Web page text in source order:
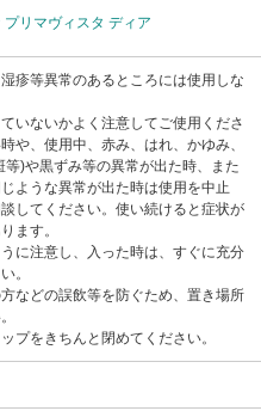
プリマヴィスタ ディア
疹等異常のあるところには使用しな
いないかよく注意してご使用くださ
や、使用中、赤み、はれ、かゆみ、
等)や黒ずみ等の異常が出た時、また
ような異常が出た時は使用を中止
してください。使い続けると症状が
ます。
うに注意し、入った時は、すぐに充分
。
方などの誤飲等を防ぐため、置き場所
プをきちんと閉めてください。